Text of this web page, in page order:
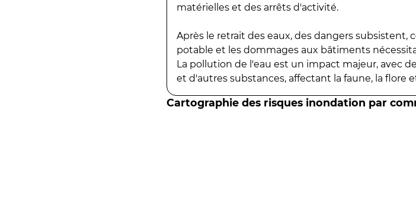
matérielles et des arrêts d'activité.
Après le retrait des eaux, des dangers
potable et les dommages aux bâtiments
La pollution de l'eau est un impact majeur, avec
et d'autres substances, affectant la faune, la flore
Cartographie des risques inondation par